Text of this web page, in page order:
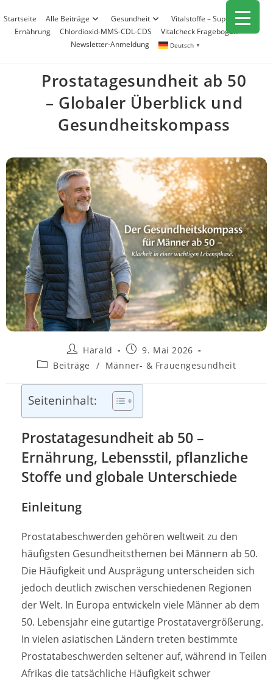
Inhalt
springen
Startseite Alle Beiträge Gesundheit
Vitalstoffe – Superfood
Ernährung
Chlordioxid-MMS-CDL-CDS
Vitalcheck Fragebogen
Newsletter-Anmeldung
Deutsch ▼
Prostatagesundheit ab 50
– Globaler Überblick und
Gesundheitskompass
Beitrags-
Autor:
Harald
Beitrag
veröffentlicht:
9. Mai 2026
Beitrags-
Beiträge / Männer‑ & Frauengesundheit
Seiteninhalt:
Prostatagesundheit ab 50 –
Ernährung, Lebensstil, pflanzliche
Stoffe und globale Unterschiede
Einleitung
Prostatabeschwerden gehören weltweit zu den
häufigsten Gesundheitsthemen bei Männern ab 50.
Die Häufigkeit und Ausprägung unterscheiden sich
jedoch deutlich zwischen verschiedenen Regionen
der Welt. In Europa entwickeln viele Männer ab dem
50. Lebensjahr eine gutartige Prostatavergrößerung.
In vielen asiatischen Ländern treten bestimmte
Prostatabeschwerden seltener auf, während in Teilen
Afrikas die tatsächliche Häufigkeit schwer